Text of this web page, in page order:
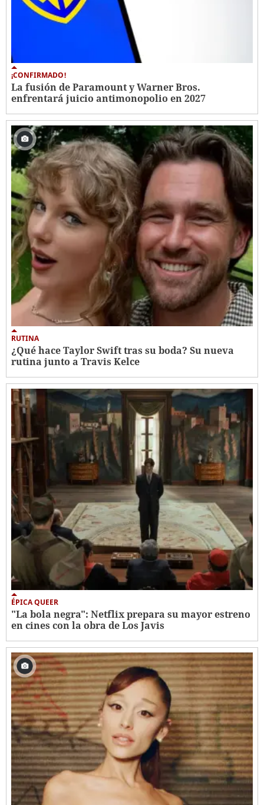
¡CONFIRMADO!
La fusión de Paramount y Warner Bros.
enfrentará juicio antimonopolio en 2027
RUTINA
¿Qué hace Taylor Swift tras su boda? Su nueva
rutina junto a Travis Kelce
ÉPICA QUEER
"La bola negra": Netflix prepara su mayor estreno
en cines con la obra de Los Javis